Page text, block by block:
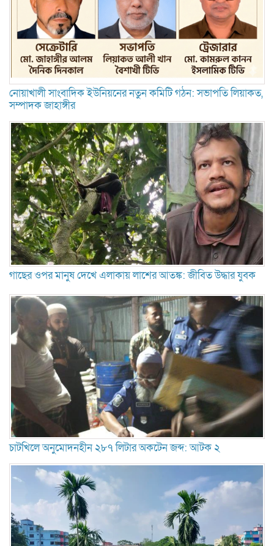
নোয়াখালী সাংবাদিক ইউনিয়নের নতুন কমিটি গঠন: সভাপতি লিয়াকত,
সম্পাদক জাহাঙ্গীর
গাছের ওপর মানুষ দেখে এলাকায় লাশের আতঙ্ক: জীবিত উদ্ধার যুবক
চাটখিলে অনুমোদনহীন ২৮৭ লিটার অকটেন জব্দ: আটক ২